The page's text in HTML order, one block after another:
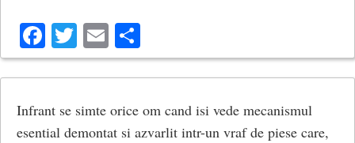
Facebook
Twitter
Email
Infrant se simte orice om cand isi vede mecanismul
esential demontat si azvarlit intr-un vraf de piese care,